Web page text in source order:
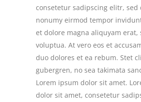
consetetur sadipscing elitr, sed
nonumy eirmod tempor
et dolore magna aliquyam erat,
voluptua. At vero eos et
duo dolores et ea rebum. Stet
gubergren, no sea takimata
Lorem ipsum dolor sit amet.
dolor sit amet, consetetur